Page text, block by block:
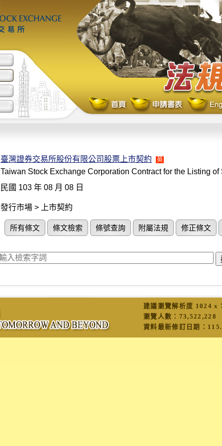
臺灣證券交易所股份有限公司股票上市契約 英
Taiwan Stock Exchange Corporation Contract for the Listing of
民國 103 年 08 月 08 日
發行市場 > 上市契約
所有條文 條文檢索 條號查詢 附屬法規 修正條文
建議瀏覽解析度 1024 x
瀏覽人數： 73,522,228
資料最新修訂日期：